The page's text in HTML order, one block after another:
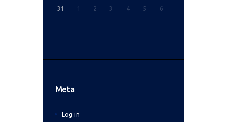
31
1 2 3 4 5 6
Meta
Log in